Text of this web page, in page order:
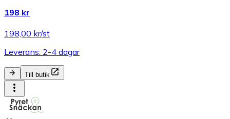
198 kr
198,00 kr/st
Leverans: 2-4 dagar
Till butik